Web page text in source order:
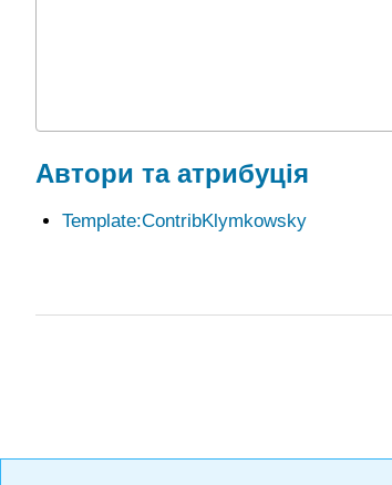
Автори та атрибуція
Template:ContribKlymkowsky